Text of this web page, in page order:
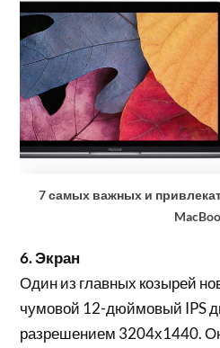
7 самых важных и
6. Экран
Один из главных козырей
чумовой 12-дюймовый IPS
разрешением 3204х1440.